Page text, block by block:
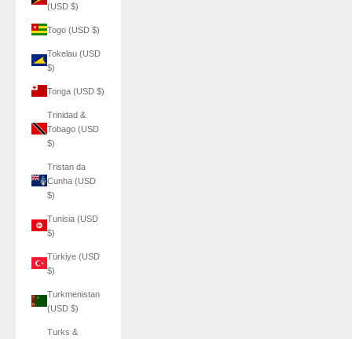
(USD $)
Togo (USD $)
Tokelau (USD
$)
Tonga (USD $)
Trinidad &
Tobago (USD
$)
Tristan da
Cunha (USD
$)
Tunisia (USD
$)
Türkiye (USD
$)
Turkmenistan
(USD $)
Turks &